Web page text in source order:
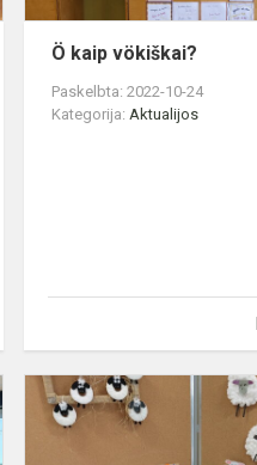
Ö kaip vökiškai?
Paskelbta: 2022-10-24
Kategorija:Aktualijos
Naudingas
susitikimas